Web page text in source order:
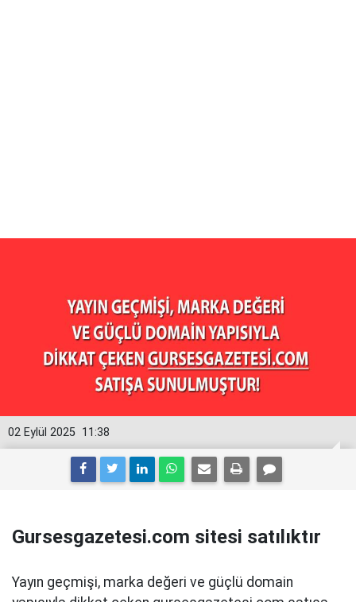
11:38
02 Eylül 2025
Gursesgazetesi.com sitesi satılıktır
Yayın geçmişi, marka değeri ve güçlü domain